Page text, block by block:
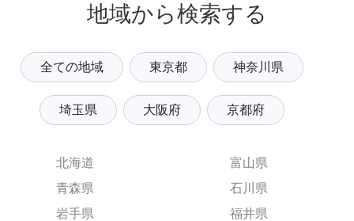
地域から検索する
全ての地域 東京都 神奈川県
埼玉県 大阪府 京都府
北海道
青森県
岩手県
富山県
石川県
福井県